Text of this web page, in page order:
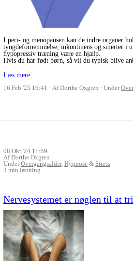
I peri- og menopausen kan de indre organer
tyngdefornemmelse, inkontinens og smerter i
hypopressiv træning være en hjælp.
Hvis du har født børn, så vil du typisk blive
Læs mere…
16 Feb '25 16:41
Af Dorthe Oxgren Under
08 Okt '24 11:59
Af Dorthe Oxgren
UnderOvergangsalder, Hypnose & Stress
3 min læsning
Nervesystemet er nøglen til at